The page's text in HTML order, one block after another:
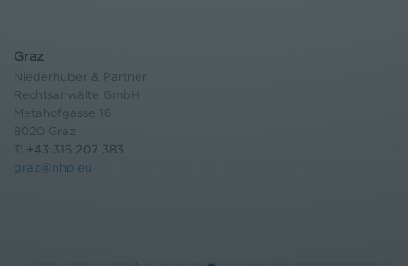
Graz
Niederhuber & Partner
Rechtsanwälte GmbH
Metahofgasse 16
8020 Graz
T: +43 316 207 383
graz@nhp.eu